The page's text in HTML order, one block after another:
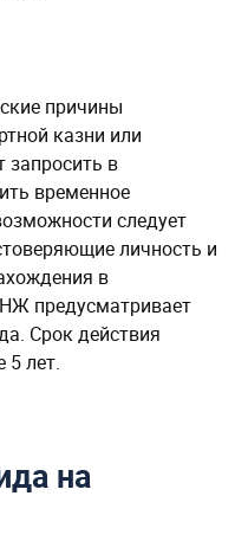
причины
казни или
запросить в
временное
следует
личность и
в
предусматривает
Срок действия
5 лет.
на